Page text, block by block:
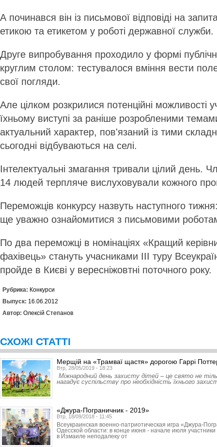
А починався він із письмової відповіді на
етикою та етикетом у роботі державної служби.
Друге випробування проходило у формі
круглим столом: тестувалося вміння вести
свої погляди.
Але цілком розкрилися потенційні можливості
їхньому виступі за раніше розробленими
актуальний характер, пов'язаний із тими
сьогодні відбуваються на селі.
Інтелектуальні змагання тривали цілий день.
14 людей терпляче вислуховували кожного
Переможців конкурсу назвуть наступного
ще уважно ознайомитися з письмовими
По два переможці в номінаціях «Кращий
фахівець» стануть учасниками III туру
пройде в Києві у вересні­жовтні поточного року.
Рубрика: Конкурси
Выпуск: 16.06.2012
Автор: Олексій Степанов
СХОЖІ СТАТТІ
Мерщій на «Трамваї щастя» дорогою Гаррі
Втр, 28/05/2019 - 18:23
Міжнародний день захисту дітей – це свято не
нагадує суспільству про необхідність їхнього
«Джура-Пограничник - 2019»
Втр, 18/09/2018 - 11:45
Всеукраинская военно-патриотическая игра «Джура-
Одесской области: в конце июня - начале июля
в Измаиле неподалеку от